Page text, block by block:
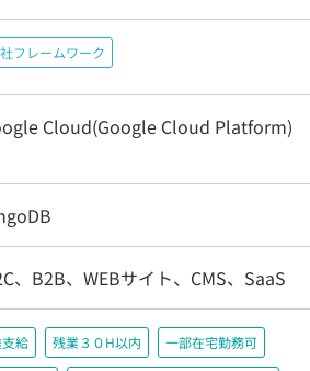
フレームワーク
Cloud(Google Cloud Platform)
、B2B、WEBサイト、CMS、SaaS
給 残業３０H以内 一部在宅勤務可